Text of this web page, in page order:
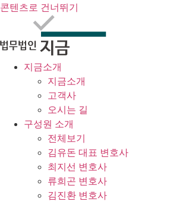
콘텐츠로 건너뛰기
지금소개
지금소개
고객사
오시는 길
구성원 소개
전체보기
김유돈 대표 변호사
최지선 변호사
류희곤 변호사
김진환 변호사